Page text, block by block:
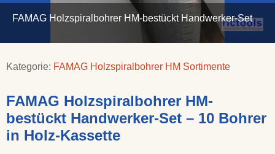
FAMAG Holzspiralbohrer HM-bestückt Handwerker-Set
Kategorie: FAMAG Holzspiralbohrer HM Sortimente
FAMAG Holzspiralbohrer HM-
bestückt Handwerker-Set – 10 Bohrer
in Holz-Kassette